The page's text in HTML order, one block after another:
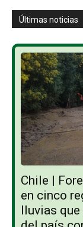
Últimas noticias
Chile |
en cinco
lluvias